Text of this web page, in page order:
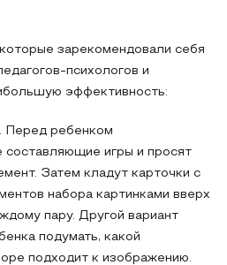
зарекомендовали себя
психологов и
эффективность:
Перед ребенком
составляющие игры и просят
Затем кладут карточки с
набора картинками вверх
пару. Другой вариант
подумать, какой
подходит к изображению.